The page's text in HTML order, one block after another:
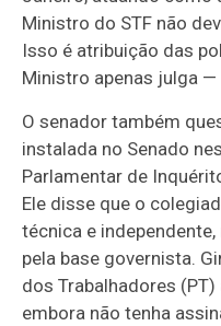
Ministro do STF não
Isso é atribuição das
Ministro apenas julga
O senador também
instalada no Senado
Parlamentar de
Ele disse que o
técnica e
pela base governista.
dos Trabalhadores
embora não tenha